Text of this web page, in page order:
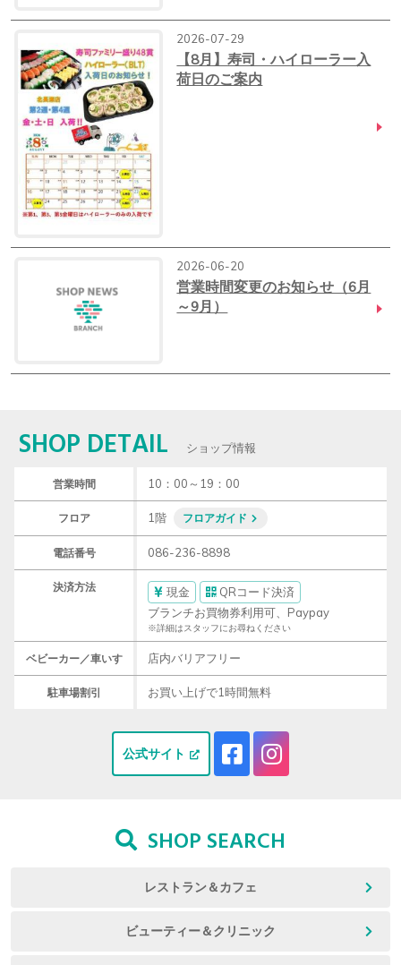
2026-07-29
【8月】寿司・ハイローラー入
荷日のご案内
2026-06-20
営業時間変更のお知らせ（6月
～9月）
SHOP DETAIL ショップ情報
営業時間 10：00～19：00
フロア 1階 フロアガイド
電話番号 086-236-8898
決済方法 現金
QRコード決済
ブランチお買物券利用可、Paypay
※詳細はスタッフにお尋ねください
ベビーカー／車いす 店内バリアフリー
駐車場割引 お買い上げで1時間無料
公式サイト
SHOP SEARCH
レストラン＆カフェ
ビューティー＆クリニック